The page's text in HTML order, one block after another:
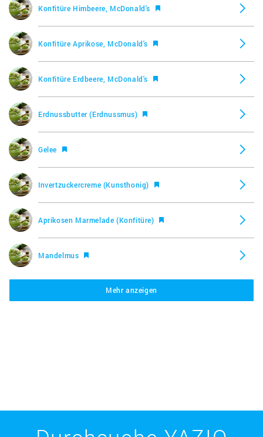
Konfitüre Himbeere, McDonald's
Konfitüre Aprikose, McDonald's
Konfitüre Erdbeere, McDonald's
Erdnussbutter (Erdnussmus)
Gelee
Invertzuckercreme (Kunsthonig)
Aprikosen Marmelade (Konfitüre)
Mandelmus
Nuss Nougat Creme
Paprika & Peperoni Brunch, Unilever
Mehr anzeigen